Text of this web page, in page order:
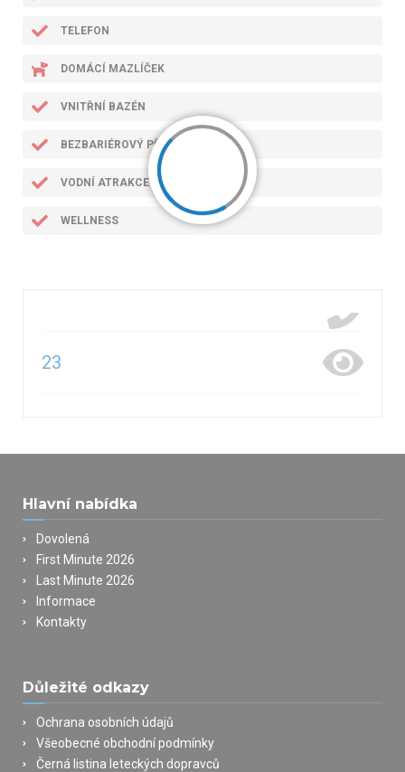
TELEFON
DOMÁCÍ MAZLÍČEK
VNITŘNÍ BAZÉN
BEZBARIÉROVÝ PŘÍSTUP
VODNÍ ATRAKCE
WELLNESS
23
Hlavní nabídka
Dovolená
First Minute 2026
Last Minute 2026
Informace
Kontakty
Důležité odkazy
Ochrana osobních údajů
Všeobecné obchodní podmínky
Černá listina leteckých dopravců